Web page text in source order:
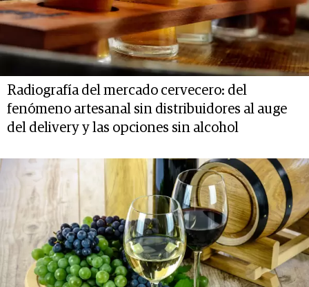
Radiografía del mercado cervecero: del
fenómeno artesanal sin distribuidores al auge
del delivery y las opciones sin alcohol